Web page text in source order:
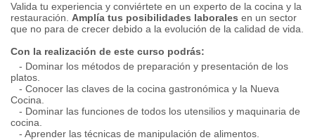
Valida tu experiencia y conviértete en un experto de la cocina y la
restauración. Amplía tus posibilidades laborales en un sector
que no para de crecer debido a la evolución de la calidad de vida.
Con la realización de este curso podrás:
- Dominar los métodos de preparación y presentación de los
platos.
- Conocer las claves de la cocina gastronómica y la Nueva
Cocina.
- Dominar las funciones de todos los utensilios y maquinaria de
cocina.
- Aprender las técnicas de manipulación de alimentos.